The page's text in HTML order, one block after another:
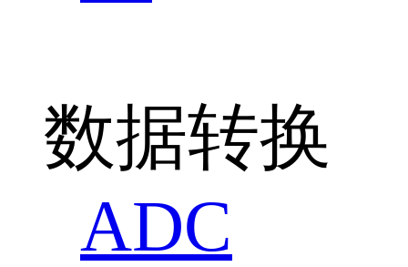
数据转换
ADC